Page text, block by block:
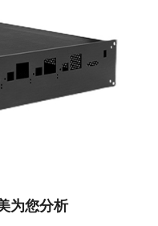
为您分析